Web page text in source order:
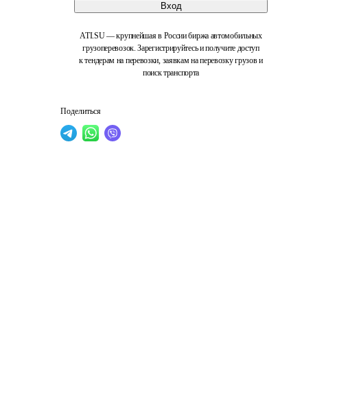
Вход
ATI.SU — крупнейшая в России биржа автомобильных
грузоперевозок. Зарегистрируйтесь и получите доступ
к тендерам на перевозки, заявкам на перевозку грузов и
поиск транспорта
Поделиться